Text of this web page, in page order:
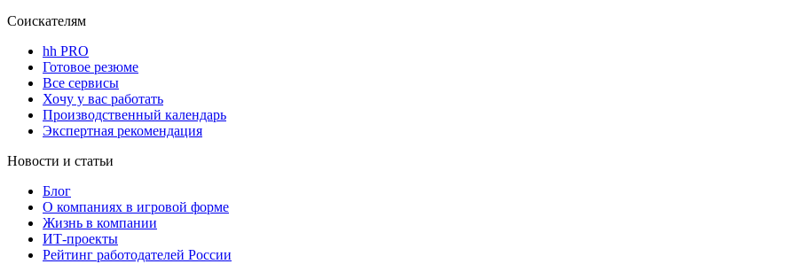
Соискателям
hh PRO
Готовое резюме
Все сервисы
Хочу у вас работать
Производственный календарь
Экспертная рекомендация
Новости и статьи
Блог
О компаниях в игровой форме
Жизнь в компании
ИТ-проекты
Рейтинг работодателей России